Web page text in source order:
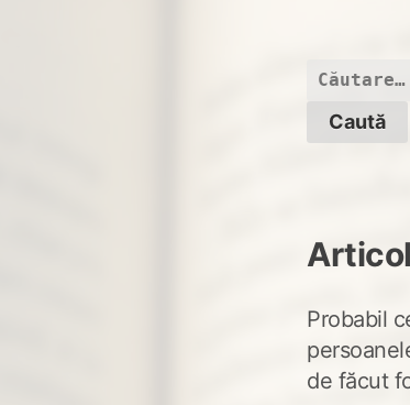
Caută
Probabil
de făcut